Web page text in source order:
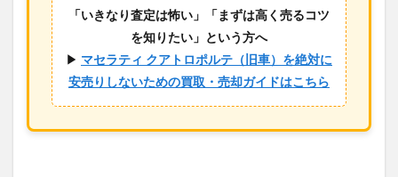
「いきなり査定は怖い」「まずは高く売るコツ
を知りたい」という方へ
▶ マセラティ クアトロポルテ（旧車）を絶対に
安売りしないための買取・売却ガイドはこちら